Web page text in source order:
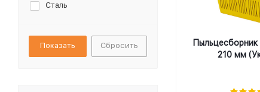
Пыльцесборник
210 мм
Сталь
Сбросить